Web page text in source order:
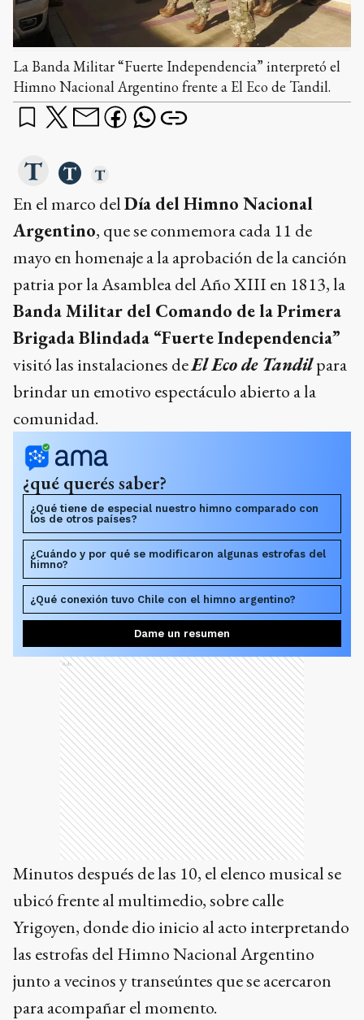
La Banda Militar “Fuerte Independencia” interpretó el
Himno Nacional Argentino frente a El Eco de Tandil.
En el marco delDía del Himno Nacional
Argentino, que se conmemora cada 11 de
mayo en homenaje a la aprobación de la canción
patria por la Asamblea del Año XIII en 1813, la
Banda Militar del Comando de la Primera
Brigada Blindada “Fuerte Independencia”
visitó las instalaciones deEl Eco de Tandilpara
brindar un emotivo espectáculo abierto a la
comunidad.
¿qué querés saber?
¿Qué tiene de especial nuestro himno comparado con
los de otros países?
¿Cuándo y por qué se modificaron algunas estrofas del
himno?
¿Qué conexión tuvo Chile con el himno argentino?
Dame un resumen
Ads
Minutos después de las 10, el elenco musical se
ubicó frente al multimedio, sobre calle
Yrigoyen, donde dio inicio al acto interpretando
las estrofas del Himno Nacional Argentino
junto a vecinos y transeúntes que se acercaron
para acompañar el momento.